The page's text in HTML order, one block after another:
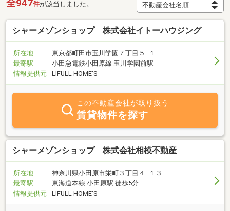
全947件が該当しました。
シャーメゾンショップ 株式会社イトーハウジング
所在地
東京都町田市玉川学園７丁目５−１
最寄駅
小田急電鉄小田原線 玉川学園前駅
情報提供元
LIFULL HOME'S
この不動産会社が取り扱う
賃貸物件を探す
シャーメゾンショップ 株式会社相模不動産
所在地
神奈川県小田原市栄町３丁目４−１３
最寄駅
東海道本線 小田原駅 徒歩5分
情報提供元
LIFULL HOME'S